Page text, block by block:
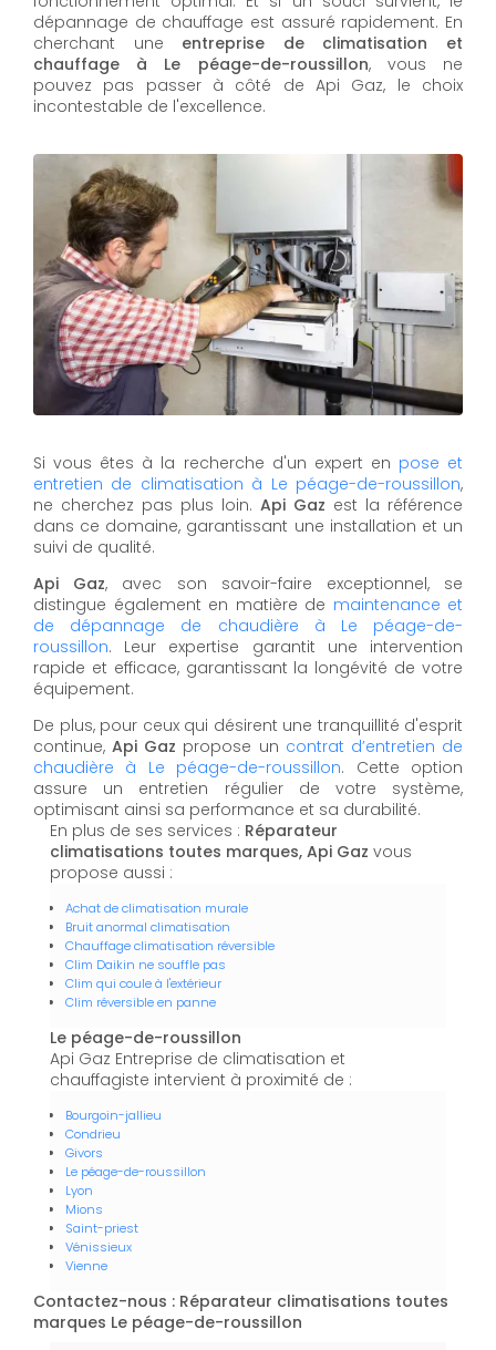
dépannage de chauffage est assuré rapidement. En
cherchant une entreprise de climatisation et
chauffage à Le péage-de-roussillon, vous ne
pouvez pas passer à côté de Api Gaz, le choix
incontestable de l'excellence.
Si vous êtes à la recherche d'un expert en pose et
entretien de climatisation à Le péage-de-roussillon,
ne cherchez pas plus loin. Api Gaz est la référence
dans ce domaine, garantissant une installation et un
suivi de qualité.
Api Gaz, avec son savoir-faire exceptionnel, se
distingue également en matière de maintenance et
de dépannage de chaudière à Le péage-de-
roussillon. Leur expertise garantit une intervention
rapide et efficace, garantissant la longévité de votre
équipement.
De plus, pour ceux qui désirent une tranquillité d'esprit
continue,Api Gaz propose un contrat d’entretien de
chaudière à Le péage-de-roussillon. Cette option
assure un entretien régulier de votre système,
optimisant ainsi sa performance et sa durabilité.
En plus de ses services : Réparateur
climatisations toutes marques, Api Gaz vous
propose aussi :
Achat de climatisation murale
Bruit anormal climatisation
Chauffage climatisation réversible
Clim Daikin ne souffle pas
Clim qui coule à l'extérieur
Clim réversible en panne
Le péage-de-roussillon
Api Gaz Entreprise de climatisation et
chauffagiste intervient à proximité de :
Bourgoin-jallieu
Condrieu
Givors
Le péage-de-roussillon
Lyon
Mions
Saint-priest
Vénissieux
Vienne
Contactez-nous : Réparateur climatisations toutes
marques Le péage-de-roussillon